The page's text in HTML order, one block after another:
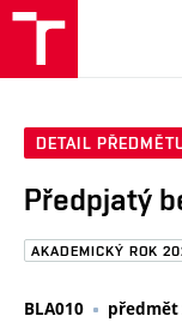
Brno
DETAIL
Předpjatý
AKADEMICKÝ ROK
BLA010 předmět